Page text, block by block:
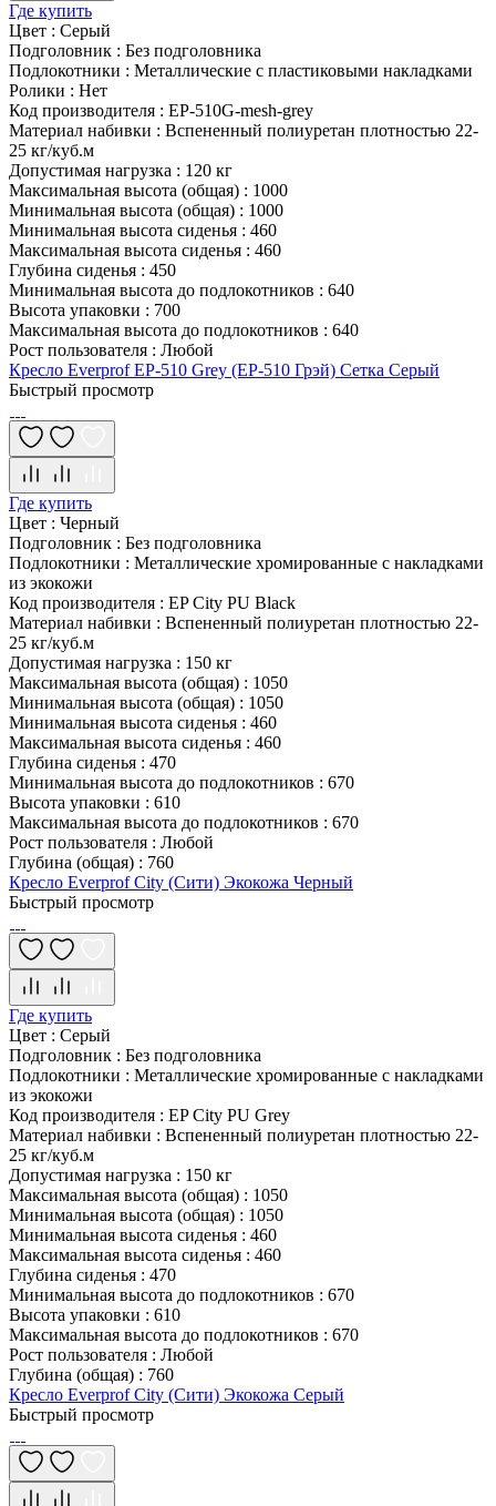
Где купить
Цвет : Серый
Подголовник : Без подголовника
Подлокотники : Металлические с пластиковыми накладками
Ролики : Нет
Код производителя : EP-510G-mesh-grey
Материал набивки : Вспененный полиуретан плотностью 22-
25 кг/куб.м
Допустимая нагрузка : 120 кг
Максимальная высота (общая) : 1000
Минимальная высота (общая) : 1000
Минимальная высота сиденья : 460
Максимальная высота сиденья : 460
Глубина сиденья : 450
Минимальная высота до подлокотников : 640
Высота упаковки : 700
Максимальная высота до подлокотников : 640
Рост пользователя : Любой
Кресло Everprof EP-510 Grey (EP-510 Грэй) Сетка Серый
Быстрый просмотр
Где купить
Цвет : Черный
Подголовник : Без подголовника
Подлокотники : Металлические хромированные с накладками
из экокожи
Код производителя : EP City PU Black
Материал набивки : Вспененный полиуретан плотностью 22-
25 кг/куб.м
Допустимая нагрузка : 150 кг
Максимальная высота (общая) : 1050
Минимальная высота (общая) : 1050
Минимальная высота сиденья : 460
Максимальная высота сиденья : 460
Глубина сиденья : 470
Минимальная высота до подлокотников : 670
Высота упаковки : 610
Максимальная высота до подлокотников : 670
Рост пользователя : Любой
Глубина (общая) : 760
Кресло Everprof City (Сити) Экокожа Черный
Быстрый просмотр
Где купить
Цвет : Серый
Подголовник : Без подголовника
Подлокотники : Металлические хромированные с накладками
из экокожи
Код производителя : EP City PU Grey
Материал набивки : Вспененный полиуретан плотностью 22-
25 кг/куб.м
Допустимая нагрузка : 150 кг
Максимальная высота (общая) : 1050
Минимальная высота (общая) : 1050
Минимальная высота сиденья : 460
Максимальная высота сиденья : 460
Глубина сиденья : 470
Минимальная высота до подлокотников : 670
Высота упаковки : 610
Максимальная высота до подлокотников : 670
Рост пользователя : Любой
Глубина (общая) : 760
Кресло Everprof City (Сити) Экокожа Серый
Быстрый просмотр